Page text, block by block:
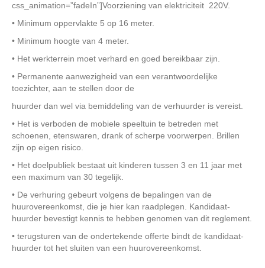
css_animation=”fadeIn”]Voorziening van elektriciteit 220V.
• Minimum oppervlakte 5 op 16 meter.
• Minimum hoogte van 4 meter.
• Het werkterrein moet verhard en goed bereikbaar zijn.
• Permanente aanwezigheid van een verantwoordelijke
toezichter, aan te stellen door de
huurder dan wel via bemiddeling van de verhuurder is vereist.
• Het is verboden de mobiele speeltuin te betreden met
schoenen, etenswaren, drank of scherpe voorwerpen. Brillen
zijn op eigen risico.
• Het doelpubliek bestaat uit kinderen tussen 3 en 11 jaar met
een maximum van 30 tegelijk.
• De verhuring gebeurt volgens de bepalingen van de
huurovereenkomst, die je hier kan raadplegen. Kandidaat-
huurder bevestigt kennis te hebben genomen van dit reglement.
• terugsturen van de ondertekende offerte bindt de kandidaat-
huurder tot het sluiten van een huurovereenkomst.